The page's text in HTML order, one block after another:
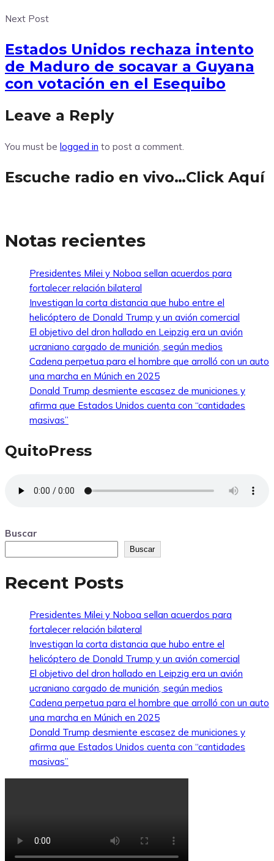
Next Post
Estados Unidos rechaza intento
de Maduro de socavar a Guyana
con votación en el Esequibo
Leave a Reply
You must be logged in to post a comment.
Escuche radio en vivo…Click Aquí
Notas recientes
Presidentes Milei y Noboa sellan acuerdos para
fortalecer relación bilateral
Investigan la corta distancia que hubo entre el
helicóptero de Donald Trump y un avión comercial
El objetivo del dron hallado en Leipzig era un avión
ucraniano cargado de munición, según medios
Cadena perpetua para el hombre que arrolló con un auto
una marcha en Múnich en 2025
Donald Trump desmiente escasez de municiones y
afirma que Estados Unidos cuenta con “cantidades
masivas”
QuitoPress
Buscar
Buscar
Recent Posts
Presidentes Milei y Noboa sellan acuerdos para
fortalecer relación bilateral
Investigan la corta distancia que hubo entre el
helicóptero de Donald Trump y un avión comercial
El objetivo del dron hallado en Leipzig era un avión
ucraniano cargado de munición, según medios
Cadena perpetua para el hombre que arrolló con un auto
una marcha en Múnich en 2025
Donald Trump desmiente escasez de municiones y
afirma que Estados Unidos cuenta con “cantidades
masivas”